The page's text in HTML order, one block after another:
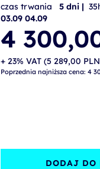
czas trwania
5 dni |
03.09 04.09
4
+ 23% VAT (5 289,00 PLN
Poprzednia najniższa cena: 4
DODAJ DO